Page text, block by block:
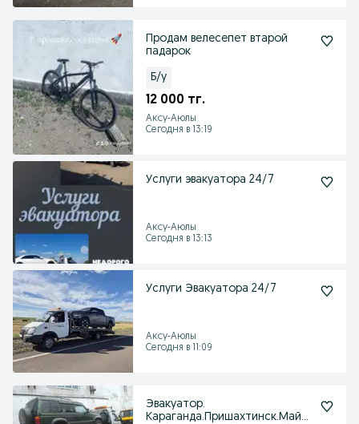
Продам велесепет втарой
падарок
Б/у
12 000 тг.
Аксу-Аюлы
Сегодня в 13:19
Услуги эвакуатора 24/7
Аксу-Аюлы
Сегодня в 13:13
Услуги Эвакуатора 24/7
Аксу-Аюлы
Сегодня в 11:09
Эвакуатор.
Караганда.Пришахтинск.Майку